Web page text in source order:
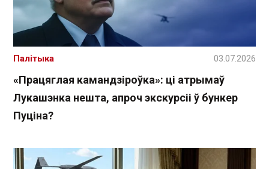
«Працяглая камандзіроўка»: ці атрымаў
Лукашэнка нешта, апроч экскурсіі ў бункер
Пуціна?
Палітыка 03.07.2026